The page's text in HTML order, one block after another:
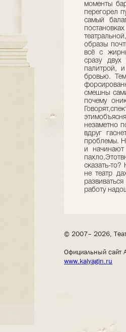
моменты
перегорел
самый
образы
всё с
сразу
палитрой,
бровью.
смешны
почему
незаметно
вдруг
проблемы.
и
сказать-
не театр
работу
© 2007– 2026,
Официальный сайт
www.kalyagin.ru